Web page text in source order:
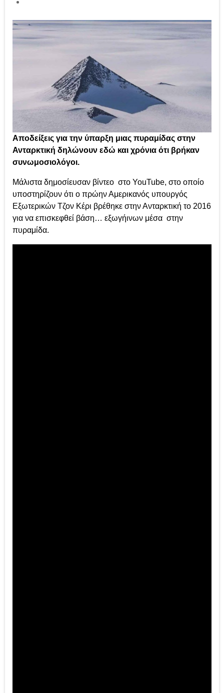
Αποδείξεις για την ύπαρξη μιας πυραμίδας στην
Ανταρκτική δηλώνουν εδώ και χρόνια ότι βρήκαν
συνωμοσιολόγοι.
Μάλιστα δημοσίευσαν βίντεο στο YouTube, στο οποίο
υποστηρίζουν ότι ο πρώην Αμερικανός υπουργός
Εξωτερικών Τζον Κέρι βρέθηκε στην Ανταρκτική το 2016
για να επισκεφθεί βάση… εξωγήινων μέσα στην
πυραμίδα.